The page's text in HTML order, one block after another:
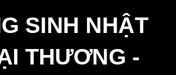
SINH NHẬT
THƯƠNG -